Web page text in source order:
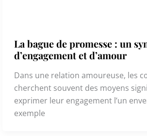
La bague de promesse : un
d’engagement et d’amour
Dans une relation amoureuse, les
cherchent souvent des moyens
exprimer leur engagement l’un
exemple